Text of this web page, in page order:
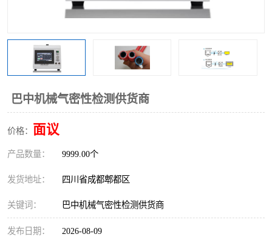
巴中机械气密性检测供货商
价格： 面议
产品数量： 9999.00个
发货地址： 四川省成都郫都区
关键词： 巴中机械气密性检测供货商
发布日期： 2026-08-09